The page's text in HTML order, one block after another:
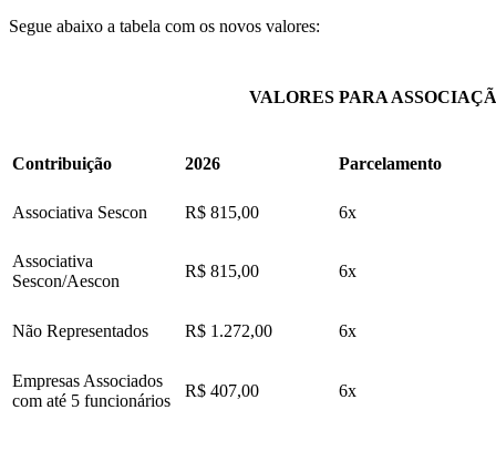
Segue abaixo a tabela com os novos valores:
VALORES PARA
Contribuição 2026 Parcelamento
Associativa Sescon R$ 815,00 6x
Associativa
Sescon/Aescon
R$ 815,00 6x
Não Representados R$ 1.272,00 6x
Empresas Associados
com até 5 funcionários
R$ 407,00 6x